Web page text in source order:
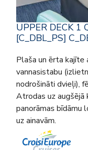
UPPER DECK 1
[C_DBL_PS]
Plaša un ērta kajīte
vannasistabu
nodrošināti dvieļi),
Atrodas uz augšējā
panorāmas bīdāmu
uz ainavām.